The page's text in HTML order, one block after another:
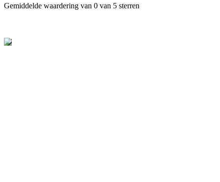
Gemiddelde waardering van 0 van 5 sterren